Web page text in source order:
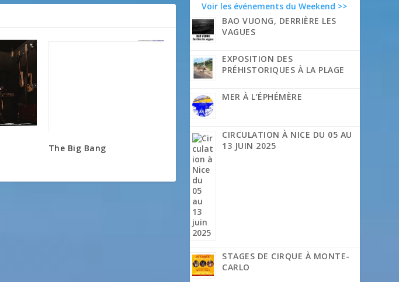
The Big Bang
Voir les événements du Weekend >>
BAO VUONG, DERRIÈRE LES
VAGUES
EXPOSITION DES
PRÉHISTORIQUES À LA PLAGE
MER À L’ÉPHÉMÈRE
CIRCULATION À NICE DU 05 AU
13 JUIN 2025
STAGES DE CIRQUE À MONTE-
CARLO